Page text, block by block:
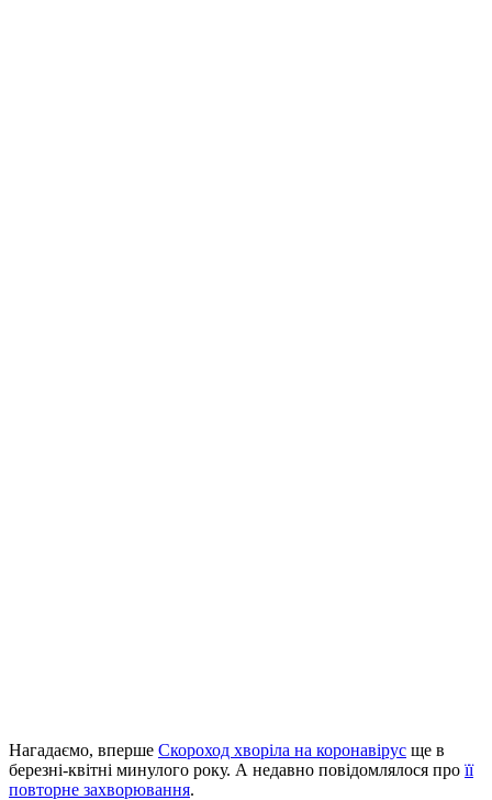
Нагадаємо, вперше Скороход хворіла на коронавірус ще в
березні-квітні минулого року. А недавно повідомлялося про її
повторне захворювання.